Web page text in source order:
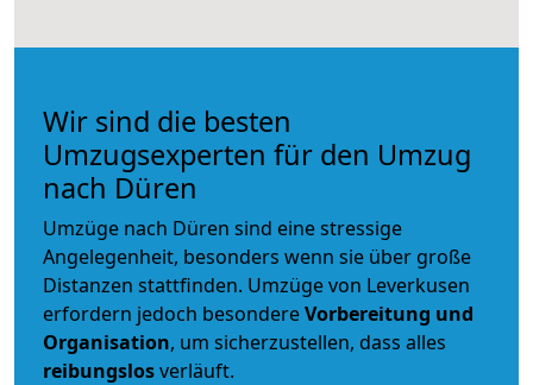
Wir sind die besten
Umzugsexperten für den Umzug
nach Düren
Umzüge nach Düren sind eine stressige
Angelegenheit, besonders wenn sie über große
Distanzen stattfinden. Umzüge von Leverkusen
erfordern jedoch besondereVorbereitung und
Organisation, um sicherzustellen, dass alles
reibungslosverläuft.